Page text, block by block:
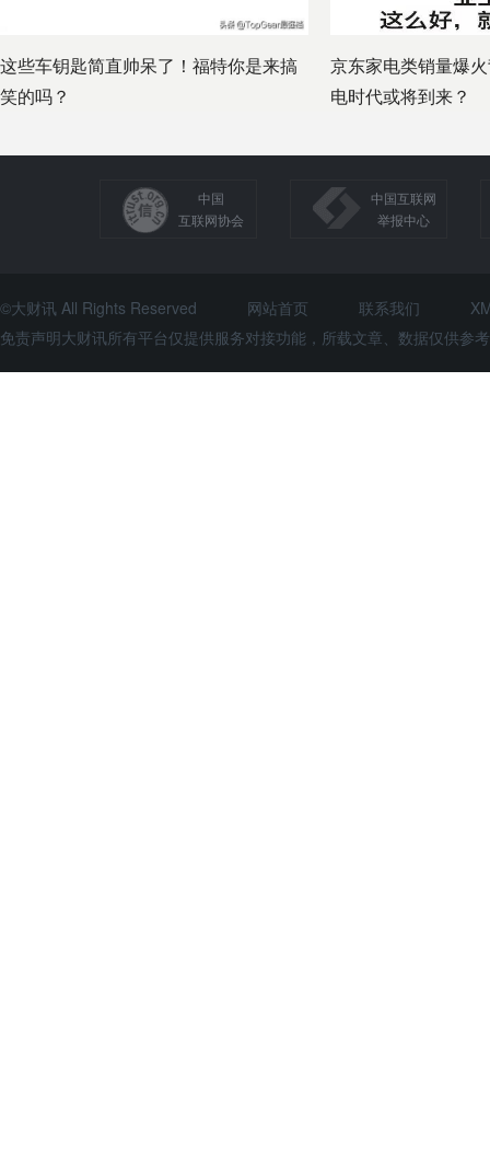
这些车钥匙简直帅呆了！福特你是来搞
笑的吗？
京东家电类销量爆
电时代或将到来？
中国
互联网协会
中国互联网
举报中心
©大财讯 All Rights Reserved 网站首页 联系我们
免责声明大财讯所有平台仅提供服务对接功能，所载文章、数据仅供